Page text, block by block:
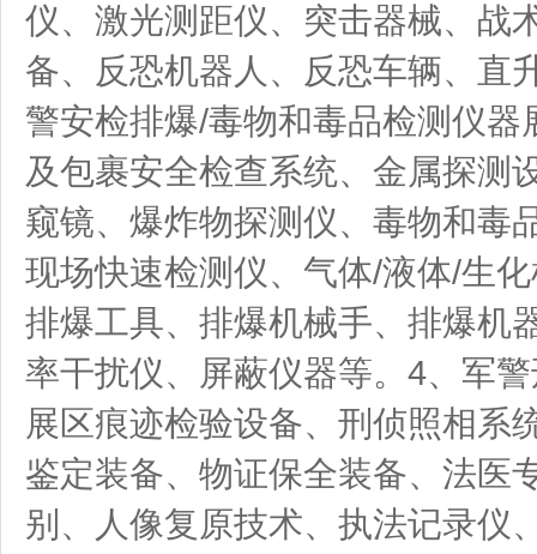
仪、激光测距仪、突击器械、战
备、反恐机器人、反恐车辆、直
警安检排爆/毒物和毒品检测仪
及包裹安全检查系统、金属探测
窥镜、爆炸物探测仪、毒物和毒
现场快速检测仪、气体/液体/生
排爆工具、排爆机械手、排爆机
率干扰仪、屏蔽仪器等。4、军
展区痕迹检验设备、刑侦照相系
鉴定装备、物证保全装备、法医
别、人像复原技术、执法记录仪